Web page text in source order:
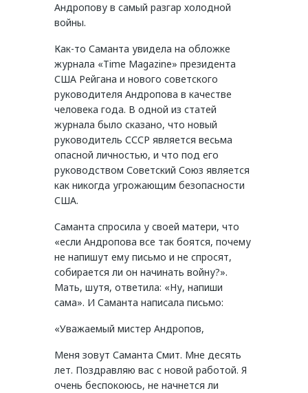
Андропову в самый разгар холодной
войны.
Как-то Саманта увидела на обложке
журнала «Time Magazine» президента
США Рейгана и нового советского
руководителя Андропова в качестве
человека года. В одной из статей
журнала было сказано, что новый
руководитель СССР является весьма
опасной личностью, и что под его
руководством Советский Союз является
как никогда угрожающим безопасности
США.
Саманта спросила у своей матери, что
«если Андропова все так боятся, почему
не напишут ему письмо и не спросят,
собирается ли он начинать войну?».
Мать, шутя, ответила: «Ну, напиши
сама». И Саманта написала письмо:
«Уважаемый мистер Андропов,
Меня зовут Саманта Смит. Мне десять
лет. Поздравляю вас с новой работой. Я
очень беспокоюсь, не начнется ли